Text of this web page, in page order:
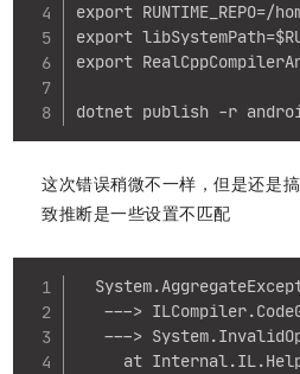
export
export
export
dotnet publish -r
这次错误稍微不一样，但是还是
致推断是一些设置不匹配
--->
--->
at